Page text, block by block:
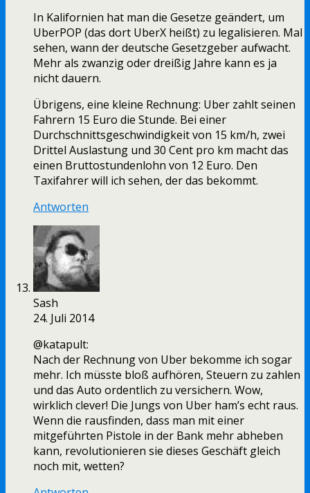
In Kalifornien hat man die Gesetze geändert, um
UberPOP (das dort UberX heißt) zu legalisieren. Mal
sehen, wann der deutsche Gesetzgeber aufwacht.
Mehr als zwanzig oder dreißig Jahre kann es ja
nicht dauern.
Übrigens, eine kleine Rechnung: Uber zahlt seinen
Fahrern 15 Euro die Stunde. Bei einer
Durchschnittsgeschwindigkeit von 15 km/h, zwei
Drittel Auslastung und 30 Cent pro km macht das
einen Bruttostundenlohn von 12 Euro. Den
Taxifahrer will ich sehen, der das bekommt.
Antworten
Sash
24. Juli 2014
@katapult:
Nach der Rechnung von Uber bekomme ich sogar
mehr. Ich müsste bloß aufhören, Steuern zu zahlen
und das Auto ordentlich zu versichern. Wow,
wirklich clever! Die Jungs von Uber ham’s echt raus.
Wenn die rausfinden, dass man mit einer
mitgeführten Pistole in der Bank mehr abheben
kann, revolutionieren sie dieses Geschäft gleich
noch mit, wetten?